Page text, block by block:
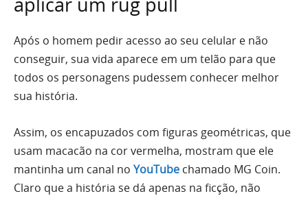
Após o homem pedir acesso ao seu celular e não
conseguir, sua vida aparece em um telão para que
todos os personagens pudessem conhecer melhor
sua história.
Assim, os encapuzados com figuras geométricas, que
usam macacão na cor vermelha, mostram que ele
mantinha um canal no YouTube chamado MG Coin.
Claro que a história se dá apenas na ficção, não